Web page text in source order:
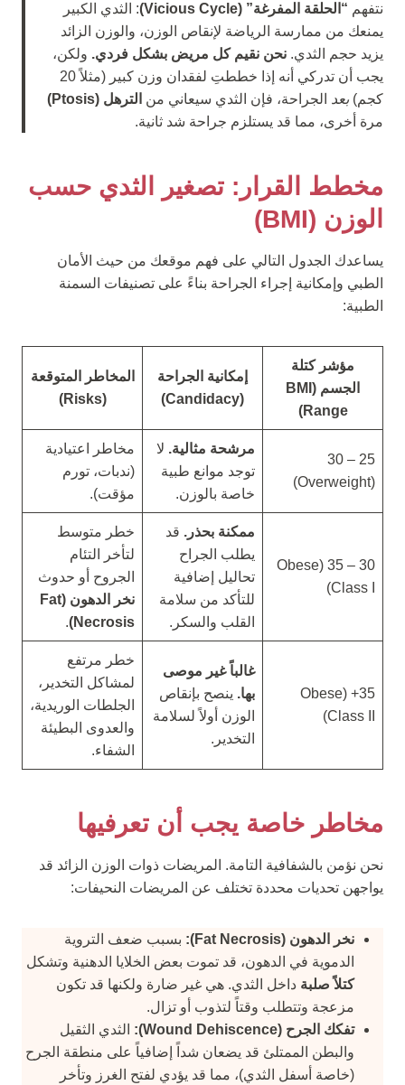
نتفهم “الحلقة المفرغة” (Vicious Cycle)
: الثدي الكبير
يمنعك من ممارسة الرياضة لإنقاص الوزن، والوزن الزائد
يزيد حجم الثدي. نحن نقيم كل مريض بشكل فردي. ولكن،
يجب أن تدركي أنه إذا خططتِ لفقدان وزن كبير (مثلاً 20
كجم) بعد الجراحة، فإن الثدي سيعاني من الترهل (Ptosis)
مرة أخرى، مما قد يستلزم جراحة شد ثانية.
مخطط القرار: تصغير الثدي حسب
الوزن (BMI)
يساعدك الجدول التالي على فهم موقعك من حيث الأمان
الطبي وإمكانية إجراء الجراحة بناءً على تصنيفات السمنة
الطبية:
مؤشر كتلة
الجسم (BMI
Range)
إمكانية الجراحة
(Candidacy)
المخاطر المتوقعة
(Risks)
25 – 30
(Overweight)
مرشحة مثالية. لا
توجد موانع طبية
خاصة بالوزن.
مخاطر اعتيادية
(ندبات، تورم
مؤقت).
30 – 35 (Obese
Class I)
ممكنة بحذر. قد
يطلب الجراح
تحاليل إضافية
للتأكد من سلامة
القلب والسكر.
خطر متوسط
لتأخر التئام
الجروح أو حدوث
نخر الدهون (Fat
Necrosis)
.
35+ (Obese
Class II)
غالباً غير موصى
بها. ينصح بإنقاص
الوزن أولاً لسلامة
التخدير.
خطر مرتفع
لمشاكل التخدير،
الجلطات الوريدية،
والعدوى البطيئة
الشفاء.
مخاطر خاصة يجب أن تعرفيها
نحن نؤمن بالشفافية التامة. المريضات ذوات الوزن الزائد قد
يواجهن تحديات محددة تختلف عن المريضات النحيفات:
نخر الدهون (Fat Necrosis):
بسبب ضعف التروية
الدموية في الدهون، قد تموت بعض الخلايا الدهنية وتشكل
كتلاً صلبة داخل الثدي. هي غير ضارة ولكنها قد تكون
مزعجة وتتطلب وقتاً لتذوب أو تزال.
تفكك الجرح (Wound Dehiscence):
الثدي الثقيل
والبطن الممتلئ قد يضعان شداً إضافياً على منطقة الجرح
(خاصة أسفل الثدي)، مما قد يؤدي لفتح الغرز وتأخر